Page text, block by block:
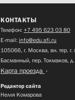
КОНТАКТЫ
Телефон: +7 495 623 03 80
E-mail: info@edu.sfi.ru
105066, г. Москва, вн. тер. г.
Басманный, пер. Токмаков,
Карта проезда
Редактор сайта
Нелля Комарова